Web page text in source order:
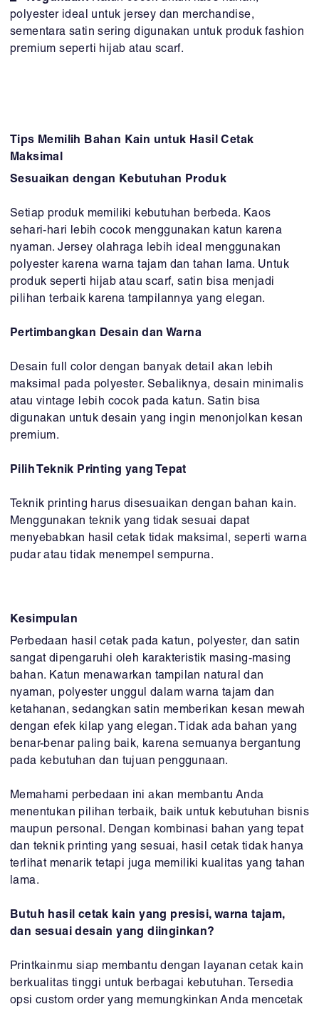
polyester ideal untuk jersey dan merchandise,
sementara satin sering digunakan untuk produk fashion
premium seperti hijab atau scarf.
Tips Memilih Bahan Kain untuk Hasil Cetak
Maksimal
Sesuaikan dengan Kebutuhan Produk
Setiap produk memiliki kebutuhan berbeda. Kaos
sehari-hari lebih cocok menggunakan katun karena
nyaman. Jersey olahraga lebih ideal menggunakan
polyester karena warna tajam dan tahan lama. Untuk
produk seperti hijab atau scarf, satin bisa menjadi
pilihan terbaik karena tampilannya yang elegan.
Pertimbangkan Desain dan Warna
Desain full color dengan banyak detail akan lebih
maksimal pada polyester. Sebaliknya, desain minimalis
atau vintage lebih cocok pada katun. Satin bisa
digunakan untuk desain yang ingin menonjolkan kesan
premium.
Pilih Teknik Printing yang Tepat
Teknik printing harus disesuaikan dengan bahan kain.
Menggunakan teknik yang tidak sesuai dapat
menyebabkan hasil cetak tidak maksimal, seperti warna
pudar atau tidak menempel sempurna.
Kesimpulan
Perbedaan hasil cetak pada katun, polyester, dan satin
sangat dipengaruhi oleh karakteristik masing-masing
bahan. Katun menawarkan tampilan natural dan
nyaman, polyester unggul dalam warna tajam dan
ketahanan, sedangkan satin memberikan kesan mewah
dengan efek kilap yang elegan. Tidak ada bahan yang
benar-benar paling baik, karena semuanya bergantung
pada kebutuhan dan tujuan penggunaan.
Memahami perbedaan ini akan membantu Anda
menentukan pilihan terbaik, baik untuk kebutuhan bisnis
maupun personal. Dengan kombinasi bahan yang tepat
dan teknik printing yang sesuai, hasil cetak tidak hanya
terlihat menarik tetapi juga memiliki kualitas yang tahan
lama.
Butuh hasil cetak kain yang presisi, warna tajam,
dan sesuai desain yang diinginkan?
Printkainmu siap membantu dengan layanan cetak kain
berkualitas tinggi untuk berbagai kebutuhan. Tersedia
opsi custom order yang memungkinkan Anda mencetak